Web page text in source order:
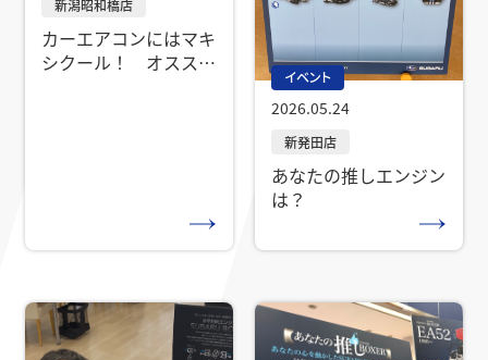
カーエアコンにはマキ
シクール！ オススメ
イベント
2026.05.24
あなたの推しエンジン
は？